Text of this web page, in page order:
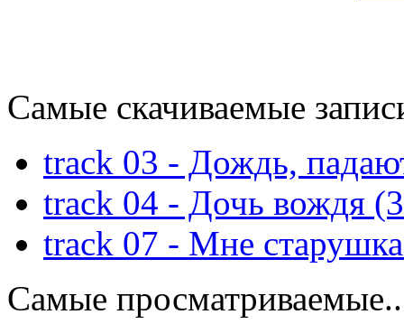
Самые скачиваемые
track 03 - Дождь,
track 04 - Дочь вождя
track 07 - Мне
Самые просматриваемые..